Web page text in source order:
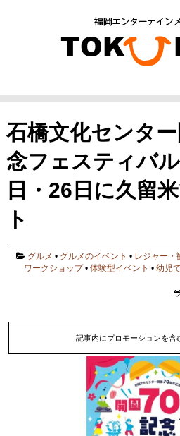
石橋文化センタ
念フェスティバ
日・26日に久留
ト
グルメ • グルメのイベント • レジャー・
ワークショップ•体験型イベント •幼児
記事内にプロモーションを含